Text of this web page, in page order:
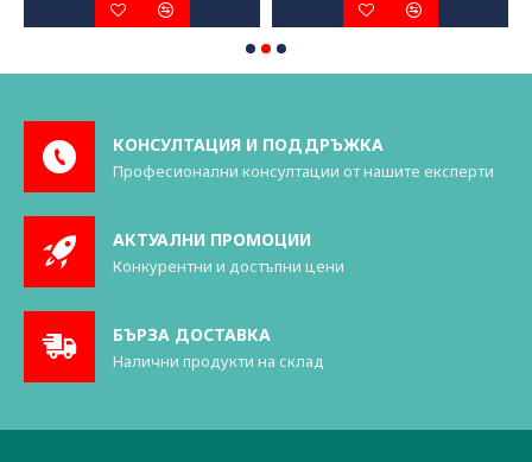
КОНСУЛТАЦИЯ И ПОДДРЪЖКА
Професионални консултации от нашите експерти
АКТУАЛНИ ПРОМОЦИИ
Конкурентни и достъпни цени
БЪРЗА ДОСТАВКА
Налични продукти на склад